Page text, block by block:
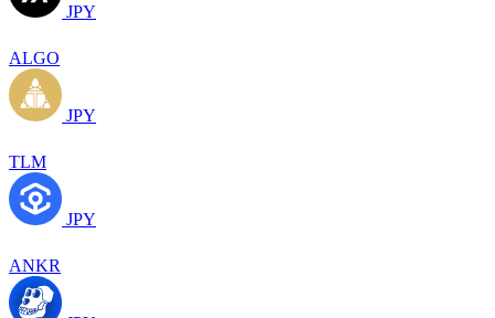
JPY
ALGO
JPY
TLM
JPY
ANKR